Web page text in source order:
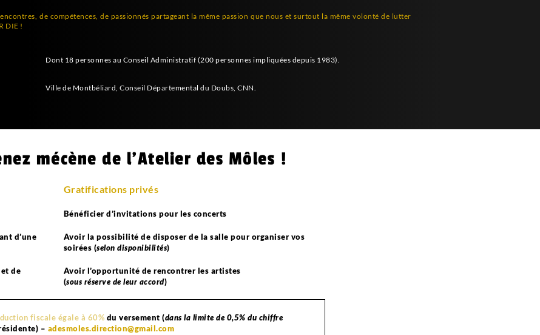
de compétences, de passionnés partageant la même passion que nous et surtout la même volonté de lutter
DIE !
Dont 18 personnes au Conseil Administratif (200 personnes impliquées depuis 1983).
Ville de Montbéliard, Conseil Départemental du Doubs, CNN.
mécène de l'Atelier des Môles !
d’une
de
Gratifications privés
Bénéficier d’invitations pour les concerts
Avoir la possibilité de disposer de la salle pour organiser vos
soirées (selon disponibilités)
Avoir l’opportunité de rencontrer les artistes
(sous réserve de leur accord)
fiscale égale à 60% du versement (dans la limite de 0,5% du chiffre
– adesmoles.direction@gmail.com